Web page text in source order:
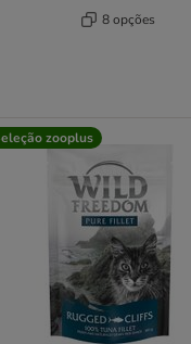
8 opções
zooplus